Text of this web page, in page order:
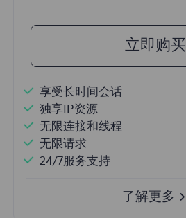
立即购买
享受长时间会话
独享IP资源
无限连接和线程
无限请求
24/7服务支持
了解更多